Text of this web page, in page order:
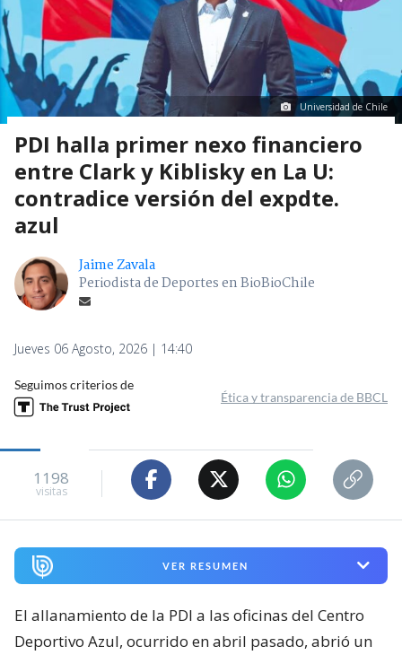
Universidad de Chile
PDI halla primer nexo financiero
entre Clark y Kiblisky en La U:
contradice versión del expdte.
azul
Jaime Zavala
Periodista de Deportes en BioBioChile
Jueves 06 Agosto, 2026 | 14:40
Seguimos criterios de
Ética y transparencia de BBCL
1198
visitas
VER RESUMEN
El allanamiento de la PDI a las oficinas del Centro
Deportivo Azul, ocurrido en abril pasado, abrió un